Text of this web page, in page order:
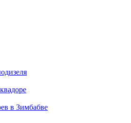
в Зимбабве